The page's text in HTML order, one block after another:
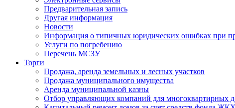
Предварительная запись
Другая информация
Новости
Информация о типичных юридических ошибках при
Услуги по погребению
Перечень МСЗУ
Торги
Продажа, аренда земельных и лесных участков
Продажа муниципального имущества
Аренда муниципальной казны
Отбор управляющих компаний для многоквартирных